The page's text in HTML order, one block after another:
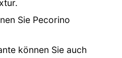
Sie Pecorino
können Sie auch